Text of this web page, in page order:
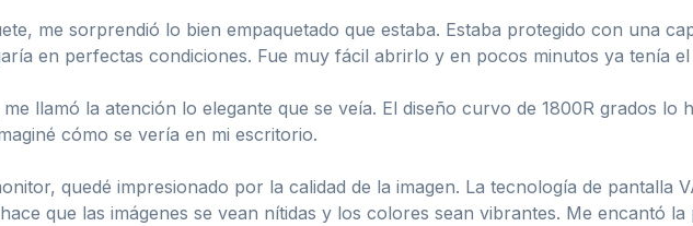
me sorprendió lo bien empaquetado que estaba. Estaba protegido con una
en perfectas condiciones. Fue muy fácil abrirlo y en pocos minutos ya tenía
llamó la atención lo elegante que se veía. El diseño curvo de 1800R grados lo
cómo se vería en mi escritorio.
quedé impresionado por la calidad de la imagen. La tecnología de pantalla
que las imágenes se vean nítidas y los colores sean vibrantes. Me encantó